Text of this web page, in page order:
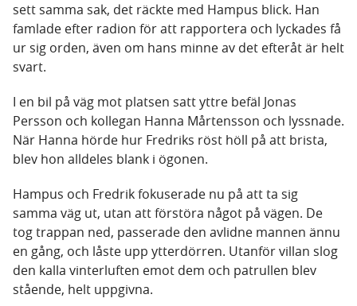
sett samma sak, det räckte med Hampus blick. Han
famlade efter radion för att rapportera och lyckades få
ur sig orden, även om hans minne av det efteråt är helt
svart.
I en bil på väg mot platsen satt yttre befäl Jonas
Persson och kollegan Hanna Mårtensson och lyssnade.
När Hanna hörde hur Fredriks röst höll på att brista,
blev hon alldeles blank i ögonen.
Hampus och Fredrik fokuserade nu på att ta sig
samma väg ut, utan att förstöra något på vägen. De
tog trappan ned, passerade den avlidne mannen ännu
en gång, och låste upp ytterdörren. Utanför villan slog
den kalla vinterluften emot dem och patrullen blev
stående, helt uppgivna.